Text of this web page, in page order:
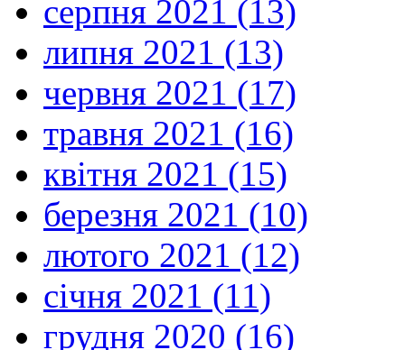
серпня 2021 (13)
липня 2021 (13)
червня 2021 (17)
травня 2021 (16)
квітня 2021 (15)
березня 2021 (10)
лютого 2021 (12)
січня 2021 (11)
грудня 2020 (16)